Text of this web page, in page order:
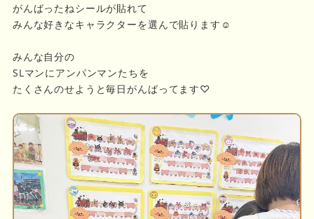
がんばったねシールが貼れて
みんな好きなキャラクターを選んで貼ります☺︎
みんな自分の
SLマンにアンパンマンたちを
たくさんのせようと毎日がんばってます♡